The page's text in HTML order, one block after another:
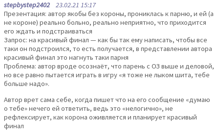
stepbystep2402 23.02.21 15:17
Презентация: автор якобы без короны, прониклась к парню, и ей (а
не короне) реально больно, реально неприятно, что приходится
его ждать и подстраиваться
Запрос: на красивый финал — как бы так ему написать, чтобы все
таки он подстроился, то есть получается, в представлении автора
красивый финал это нагнуть таки парня
Проблема: автор вроде осознаёт, что парень с ОЗ выше и деловой,
но все равно пытается играть в игру «я тоже не лыком шита, тебе
больше надо».
Автор врет сама себе, когда пишет что на его сообщение «думаю
о тебе» нечего ей ответить, ведь это «нелогично», не
рефлексирует, как корона оживляется и планирует красивый
финал